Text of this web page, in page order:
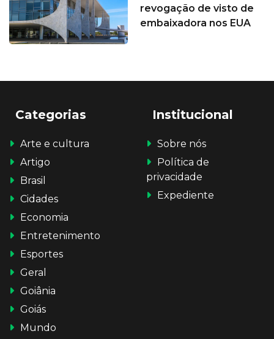
revogação de visto de
embaixadora nos EUA
Categorias
Arte e cultura
Artigo
Brasil
Cidades
Economia
Entretenimento
Esportes
Geral
Goiânia
Goiás
Mundo
Institucional
Sobre nós
Política de
privacidade
Expediente